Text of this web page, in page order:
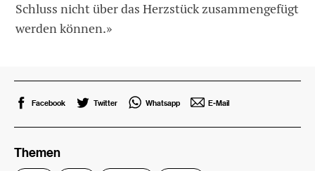
Schluss nicht über das Herzstück zusammengefügt
werden können.»
Facebook Twitter Whatsapp E-Mail
Themen